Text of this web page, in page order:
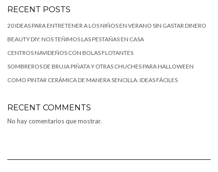
RECENT POSTS
20 IDEAS PARA ENTRETENER A LOS NIÑOS EN VERANO SIN GASTAR DINERO
BEAUTY DIY: NOS TEÑIMOS LAS PESTAÑAS EN CASA
CENTROS NAVIDEÑOS CON BOLAS FLOTANTES
SOMBREROS DE BRUJA PIÑATA Y OTRAS CHUCHES PARA HALLOWEEN
COMO PINTAR CERÁMICA DE MANERA SENCILLA. IDEAS FÁCILES
RECENT COMMENTS
No hay comentarios que mostrar.